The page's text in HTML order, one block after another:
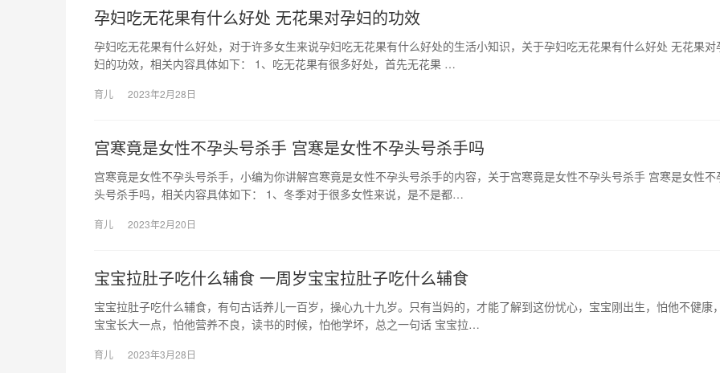
孕妇吃无花果有什么好处 无花果对孕妇的功效
孕妇吃无花果有什么好处，对于许多女生来说孕妇吃无花果有什么好处的生活小知识，关于孕妇吃无花果有什么好处 无花果对
妇的功效，相关内容具体如下： 1、吃无花果有很多好处，首先无花果 …
育儿 2023年2月28日
宫寒竟是女性不孕头号杀手 宫寒是女性不孕头号杀手吗
宫寒竟是女性不孕头号杀手，小编为你讲解宫寒竟是女性不孕头号杀手的内容，关于宫寒竟是女性不孕头号杀手 宫寒是女性不
头号杀手吗，相关内容具体如下： 1、冬季对于很多女性来说，是不是都…
育儿 2023年2月20日
宝宝拉肚子吃什么辅食 一周岁宝宝拉肚子吃什么辅食
宝宝拉肚子吃什么辅食，有句古话养儿一百岁，操心九十九岁。只有当妈的，才能了解到这份忧心，宝宝刚出生，怕他不健康
宝宝长大一点，怕他营养不良，读书的时候，怕他学坏，总之一句话 宝宝拉…
育儿 2023年3月28日